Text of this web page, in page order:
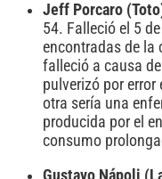
Jeff Porcaro
54. Falleció el 5
encontradas de la
falleció a causa
pulverizó por
otra sería una
producida por el
consumo
Gustavo Nápoli